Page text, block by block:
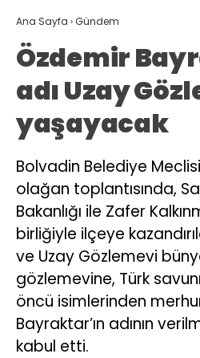
Ana Sayfa ›Gündem
Özdemir
adı Uzay
yaşayacak
Bolvadin Belediye
olağan toplantısında,
Bakanlığı ile Zafer
birliğiyle ilçeye
ve Uzay Gözlemevi
gözlemevine, Türk
öncü isimlerinden
Bayraktar’ın adının
kabul etti.